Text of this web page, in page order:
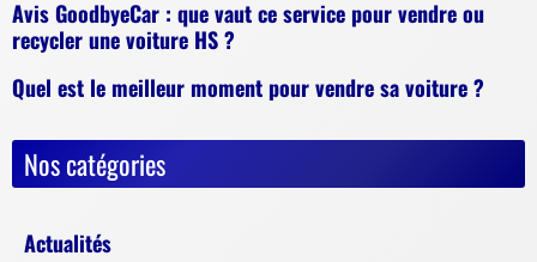
Avis GoodbyeCar : que vaut ce service pour vendre ou
recycler une voiture HS ?
Quel est le meilleur moment pour vendre sa voiture ?
Nos catégories
Actualités